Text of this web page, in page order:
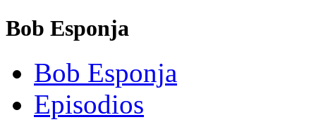
Bob Esponja
Bob Esponja
Episodios